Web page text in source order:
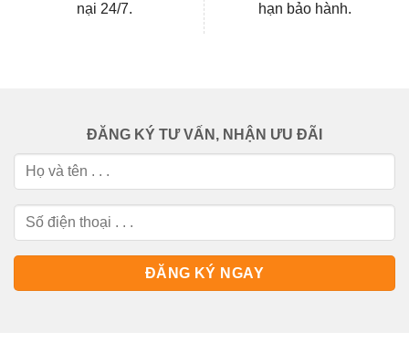
nại 24/7.
hạn bảo hành.
ĐĂNG KÝ TƯ VẤN, NHẬN ƯU ĐÃI